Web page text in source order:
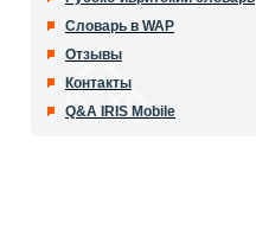
Словарь в WAP
Отзывы
Контакты
Q&A IRIS Mobile